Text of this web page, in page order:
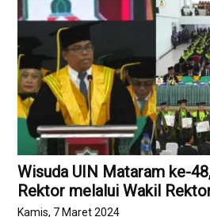
Wisuda UIN Mataram ke-
Rektor melalui Wakil
Kamis, 7 Maret 2024